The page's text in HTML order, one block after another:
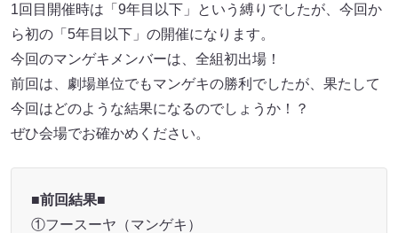
1回目開催時は「9年目以下」という縛りでしたが、今回か
ら初の「5年目以下」の開催になります。
今回のマンゲキメンバーは、全組初出場！
前回は、劇場単位でもマンゲキの勝利でしたが、果たして
今回はどのような結果になるのでしょうか！？
ぜひ会場でお確かめください。
■前回結果■
①フースーヤ（マンゲキ）